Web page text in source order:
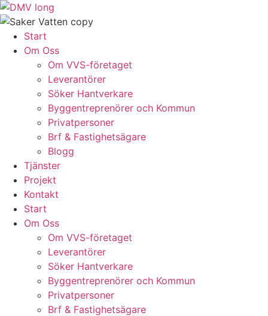
Skip
to
contentStart
Om Oss
Om VVS-företaget
Leverantörer
Söker Hantverkare
Byggentreprenörer och Kommun
Privatpersoner
Brf & Fastighetsägare
Blogg
Tjänster
Projekt
Kontakt
Start
Om Oss
Om VVS-företaget
Leverantörer
Söker Hantverkare
Byggentreprenörer och Kommun
Privatpersoner
Brf & Fastighetsägare